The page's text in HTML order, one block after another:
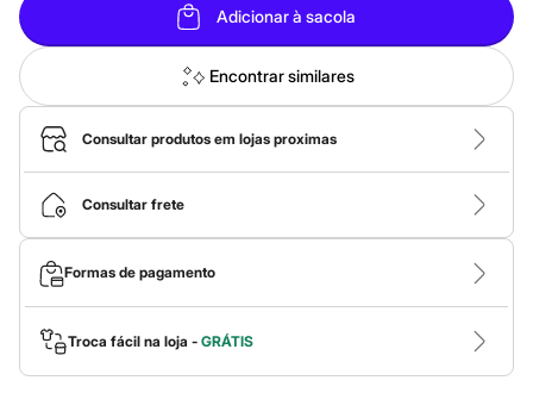
Blusas e Camisetas
Básicos
Calças
Casacos e Jaquetas
Jeans
Macacões
Saias
Shorts e Bermudas
Vestidos
Acessórios
Bolsas
Bonés e Chapéus
Bijoux
Cintos
Óculos
Relógios
Calçados
Adicionar à sacola
Encontrar similares
Consultar produtos em lojas proximas
Consultar frete
Formas de pagamento
Troca fácil na loja - GRÁTIS